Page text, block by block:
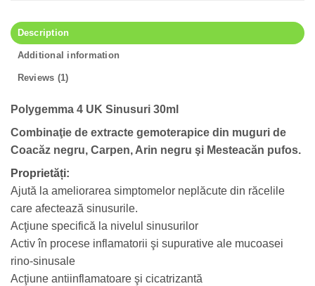
Description
Additional information
Reviews (1)
Polygemma 4 UK Sinusuri 30ml
Combinaţie de extracte gemoterapice din muguri de
Coacăz negru, Carpen, Arin negru şi Mesteacăn pufos.
Proprietăți:
Ajută la ameliorarea simptomelor neplăcute din răcelile
care afectează sinusurile.
Acţiune specifică la nivelul sinusurilor
Activ în procese inflamatorii şi supurative ale mucoasei
rino-sinusale
Acţiune antiinflamatoare şi cicatrizantă